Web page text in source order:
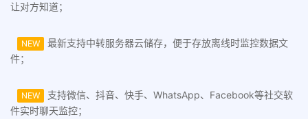
让对方知道；
NEW
最新支持中转服务器云储存，便于存放离线时监控数据文
件；
NEW
支持微信、抖音、快手、WhatsApp、Facebook等社交软
件实时聊天监控；